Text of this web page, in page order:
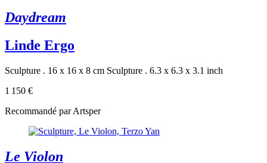
Daydream
Linde Ergo
Sculpture . 16 x 16 x 8 cm Sculpture . 6.3 x 6.3 x 3.1 inch
1 150 €
Recommandé par Artsper
Le Violon